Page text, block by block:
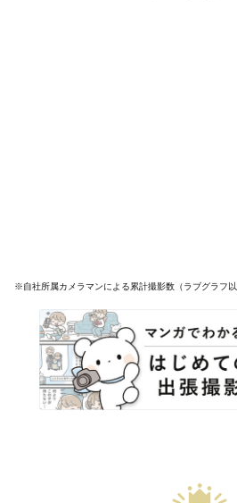
※自社所属カメラマンによる累計撮影数（ラブグラフ以